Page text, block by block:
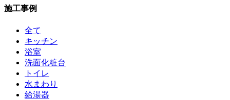
施工事例
全て
キッチン
浴室
洗面化粧台
トイレ
水まわり
給湯器